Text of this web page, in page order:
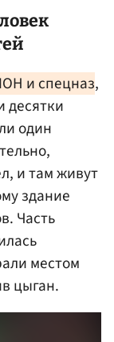
и спецназ,
десятки
один
и там живут
здание
Часть
местом
цыган.